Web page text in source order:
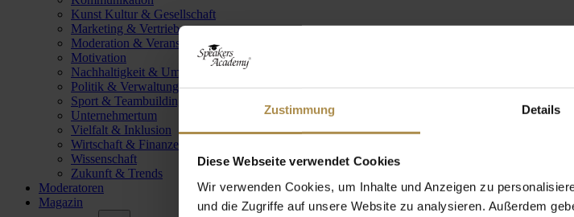
Zustimmung Details
Diese Webseite verwendet Cookies
Wir verwenden Cookies, um Inhalte und Anzeigen zu
und die Zugriffe auf unsere Website zu analysieren. Außerdem
Kunst Kultur & Gesellschaft
Marketing & Vertrieb
Moderation & Veranstaltungsleitung
Motivation
Nachhaltigkeit & Umwelt
Politik & Verwaltung
Sport & Teambuilding
Unternehmertum
Vielfalt & Inklusion
Wirtschaft & Finanzen
Wissenschaft
Zukunft & Trends
Moderatoren
Magazin